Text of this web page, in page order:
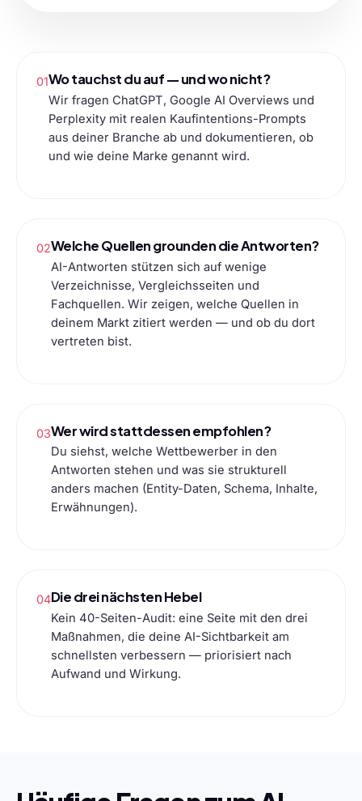
01Wo tauchst du auf — und wo nicht?
Wir fragen ChatGPT, Google AI Overviews und
Perplexity mit realen Kaufintentions-Prompts
aus deiner Branche ab und dokumentieren, ob
und wie deine Marke genannt wird.
02Welche Quellen grounden die Antworten?
AI-Antworten stützen sich auf wenige
Verzeichnisse, Vergleichsseiten und
Fachquellen. Wir zeigen, welche Quellen in
deinem Markt zitiert werden — und ob du dort
vertreten bist.
03Wer wird stattdessen empfohlen?
Du siehst, welche Wettbewerber in den
Antworten stehen und was sie strukturell
anders machen (Entity-Daten, Schema, Inhalte,
Erwähnungen).
04Die drei nächsten Hebel
Kein 40-Seiten-Audit: eine Seite mit den drei
Maßnahmen, die deine AI-Sichtbarkeit am
schnellsten verbessern — priorisiert nach
Aufwand und Wirkung.